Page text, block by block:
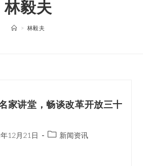
林毅夫
> 林毅夫
家讲堂，畅谈改革开放三十
12月21日 新闻资讯